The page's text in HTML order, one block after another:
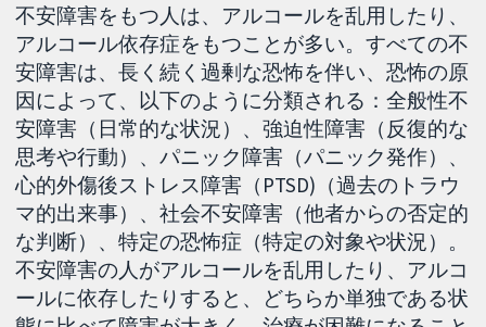
不安障害をもつ人は、アルコールを乱用したり、
アルコール依存症をもつことが多い。すべての不
安障害は、長く続く過剰な恐怖を伴い、恐怖の原
因によって、以下のように分類される：全般性不
安障害（日常的な状況）、強迫性障害（反復的な
思考や行動）、パニック障害（パニック発作）、
心的外傷後ストレス障害（PTSD)（過去のトラウ
マ的出来事）、社会不安障害（他者からの否定的
な判断）、特定の恐怖症（特定の対象や状況）。
不安障害の人がアルコールを乱用したり、アルコ
ールに依存したりすると、どちらか単独である状